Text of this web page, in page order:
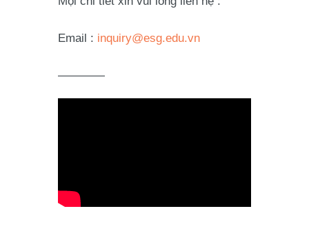
Email : inquiry@esg.edu.vn
————